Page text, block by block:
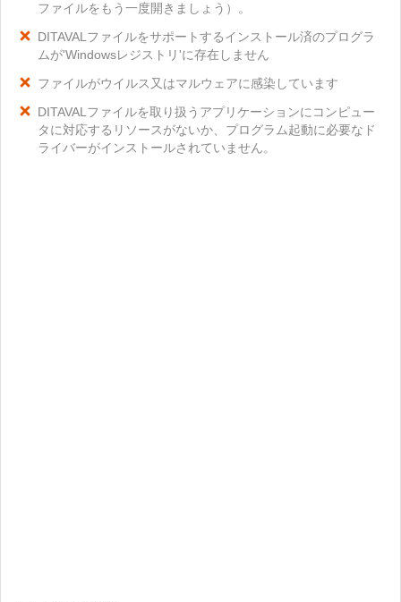
ファイルをもう一度開きましょう）。
DITAVALファイルをサポートするインストール済のプログラ
ムが'Windowsレジストリ'に存在しません
ファイルがウイルス又はマルウェアに感染しています
DITAVALファイルを取り扱うアプリケーションにコンピュー
タに対応するリソースがないか、プログラム起動に必要なド
ライバーがインストールされていません。